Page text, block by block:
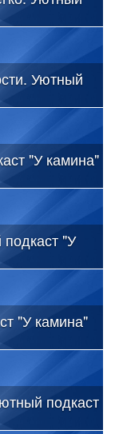
Уютный
"У камина"
"У
"У камина"
подкаст